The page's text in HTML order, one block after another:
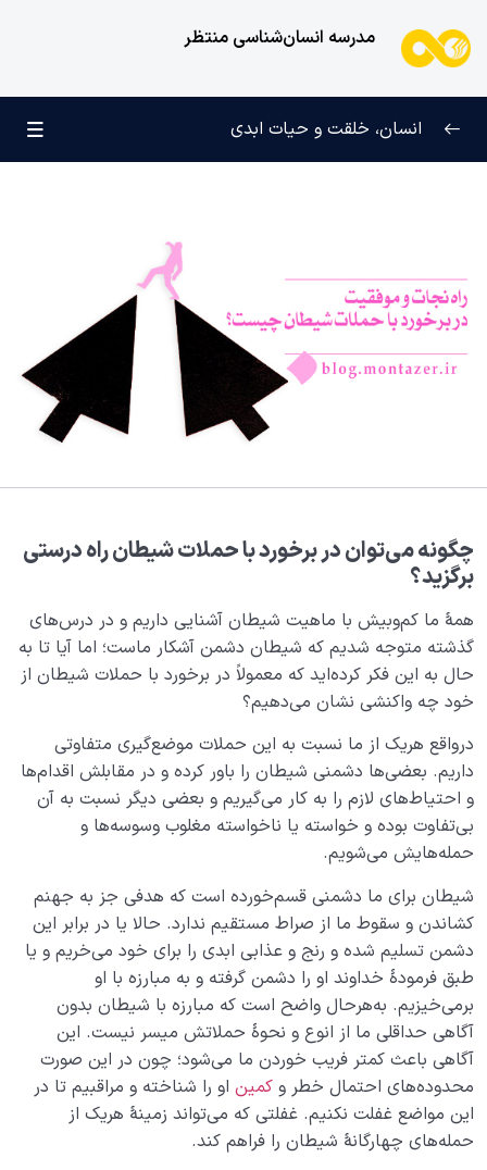
مدرسه انسان‌شناسی منتظر
چرا آفریده شده‌ایم؟
راز شادی و آرامش پایدار 0/13
0/13
0/11
بلوغ کودک عزیز روان 0/8
قضا و قدر و اختیار 0/13
ابتلاء و امتحان در زندگی
شیطان دشمن آشکار 0/14
ماهیت شیطان چیست و چه ویژگی‌ هایی دارد؟
نقش شیطان در زندگی ما چیست، شیطان چگونه حریفی
است؟
شیطان دشمن آشکار؛ چگونه حملات شیطان را تشخیص
دهیم؟
تسلیم یا مبارزه؟ در برخورد با حملات شیطان مناسب‌ ترین
اقدام کدام است؟
حمله شیطان از راست؛ شیطان چگونه از داشته های مثبت
ما برای حمله استفاده می کند؟
حمله سمت چپ شیطان با تشویق انسان به انجام گناه
علت ترس از آینده، ریشه و دلیل دلشورۀ مداوم چیست؟
حسرت گذشته چگونه ما را از پا می اندازد و راهکار مبارزه با
آن چیست؟
انسان، خلقت و حیات ابدی
چگونه می‌توان در برخورد با حملات شیطان راه درستی
برگزید؟
همۀ ما کم‌وبیش با ماهیت شیطان آشنایی داریم و در درس‌های
گذشته متوجه شدیم که شیطان دشمن آشکار ماست؛ اما آیا تا به
حال به این فکر کرده‌اید که معمولاً در برخورد با حملات شیطان از
خود چه واکنشی نشان می‌دهیم؟
درواقع هریک از ما نسبت به این حملات موضع‌گیری متفاوتی
داریم. بعضی‌ها دشمنی شیطان را باور کرده و در مقابلش اقدام‌ها
و احتیاط‌های لازم را به ‌کار می‌گیریم و بعضی دیگر نسبت به آن
بی‌تفاوت بوده و خواسته یا ناخواسته مغلوب وسوسه‌ها و
حمله‌هایش می‌شویم.
شیطان برای ما دشمنی‌ قسم‌خورده است که هدفی جز به جهنم
کشاندن و سقوط ما از صراط مستقیم ندارد. حالا یا در برابر این
دشمن تسلیم شده و رنج و عذابی ابدی را برای خود می‌خریم و یا
طبق فرمودۀ خداوند او را دشمن گرفته و به مبارزه با او
برمی‌خیزیم. به‌هر‌حال واضح است که مبارزه با شیطان بدون
آگاهی حداقلی ما از انوع و نحوۀ حملاتش میسر نیست. این
آگاهی باعث کمتر فریب خوردن ما می‌شود؛ چون در این ‌صورت
محدوده‌های احتمال خطر و کمین او را شناخته و مراقبیم تا در
این مواضع غفلت نکنیم. غفلتی که می‌تواند زمینۀ هریک‌ از
حمله‌های چهارگانۀ شیطان را فراهم کند.